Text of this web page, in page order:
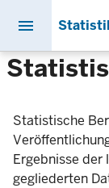
Direkt
zum
menu
Statistische
Ergebnisse
gegliederten